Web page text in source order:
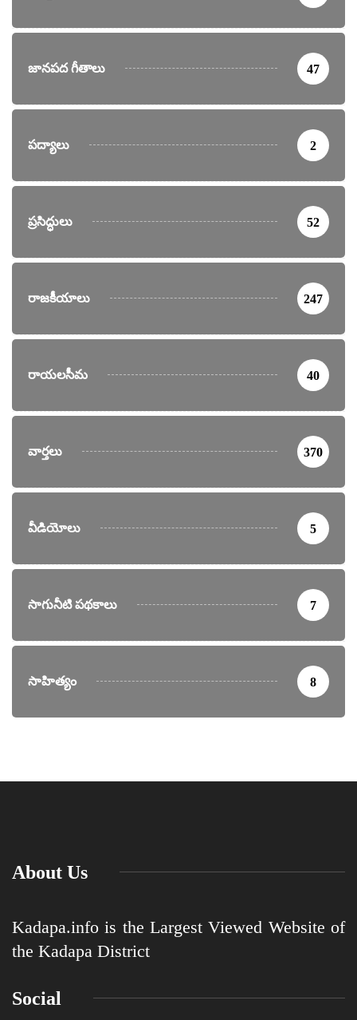
జానపద గీతాలు 47
పద్యాలు 2
ప్రసిద్ధులు 52
రాజకీయాలు 247
రాయలసీమ 40
వార్తలు 370
వీడియోలు 5
సాగునీటి పథకాలు 7
సాహిత్యం 8
About Us
Kadapa.info is the Largest Viewed Website of
the Kadapa District
Social